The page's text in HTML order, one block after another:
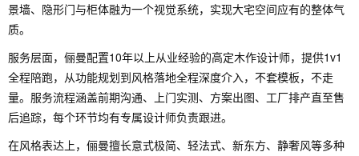
景墙、隐形门与柜体融为一个视觉系统，实现大宅空间应有的整体气
质。
服务层面，俪曼配置10年以上从业经验的高定木作设计师，提供1v1
全程陪跑，从功能规划到风格落地全程深度介入，不套模板，不走
量。服务流程涵盖前期沟通、上门实测、方案出图、工厂排产直至售
后追踪，每个环节均有专属设计师负责跟进。
在风格表达上，俪曼擅长意式极简、轻法式、新东方、静奢风等多种